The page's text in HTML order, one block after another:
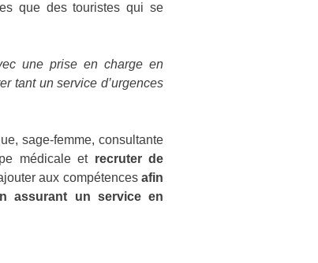
que des touristes qui se
une prise en charge en
tant un service d’urgences
sage-femme, consultante
médicale et recruter de
aux compétences afin
assurant un service en